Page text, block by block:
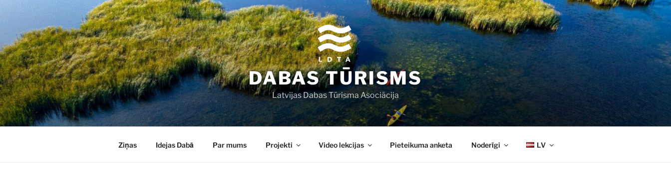
Doties
DABAS TŪRISMS
Latvijas Dabas Tūrisma Asociācija
Ziņas Idejas Dabā Par mums Projekti Video lekcijas Pieteikuma anketa Noderīgi LV